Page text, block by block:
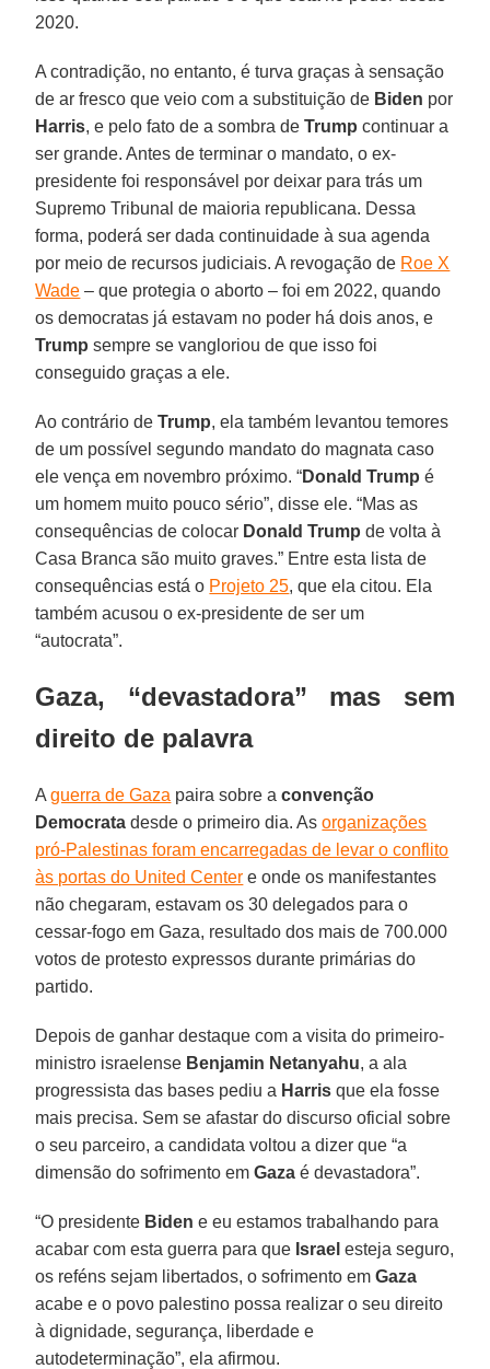
2020.
A contradição, no entanto, é turva graças à sensação
de ar fresco que veio com a substituição de Biden por
Harris, e pelo fato de a sombra deTrump continuar a
ser grande. Antes de terminar o mandato, o ex-
presidente foi responsável por deixar para trás um
Supremo Tribunal de maioria republicana. Dessa
forma, poderá ser dada continuidade à sua agenda
por meio de recursos judiciais. A revogação de Roe X
Wade – que protegia o aborto – foi em 2022, quando
os democratas já estavam no poder há dois anos, e
Trump sempre se vangloriou de que isso foi
conseguido graças a ele.
Ao contrário deTrump, ela também levantou temores
de um possível segundo mandato do magnata caso
ele vença em novembro próximo. “Donald Trump é
um homem muito pouco sério”, disse ele. “Mas as
consequências de colocar Donald Trump de volta à
Casa Branca são muito graves.” Entre esta lista de
consequências está o Projeto 25, que ela citou. Ela
também acusou o ex-presidente de ser um
“autocrata”.
Gaza, “devastadora” mas sem
direito de palavra
Aguerra de Gaza paira sobre aconvenção
Democrata desde o primeiro dia. Asorganizações
pró-Palestinas foram encarregadas de levar o conflito
às portas do United Center e onde os manifestantes
não chegaram, estavam os 30 delegados para o
cessar-fogo em Gaza, resultado dos mais de 700.000
votos de protesto expressos durante primárias do
partido.
Depois de ganhar destaque com a visita do primeiro-
ministro israelense Benjamin Netanyahu, a ala
progressista das bases pediu a Harris que ela fosse
mais precisa. Sem se afastar do discurso oficial sobre
o seu parceiro, a candidata voltou a dizer que “a
dimensão do sofrimento emGaza é devastadora”.
“O presidente Biden e eu estamos trabalhando para
acabar com esta guerra para que Israel esteja seguro,
os reféns sejam libertados, o sofrimento emGaza
acabe e o povo palestino possa realizar o seu direito
à dignidade, segurança, liberdade e
autodeterminação”, ela afirmou.